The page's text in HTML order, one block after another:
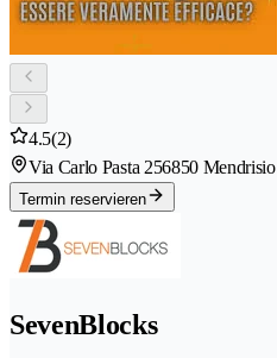
4.5(2)
Via Carlo Pasta 256850 Mendrisio
Termin reservieren
SevenBlocks